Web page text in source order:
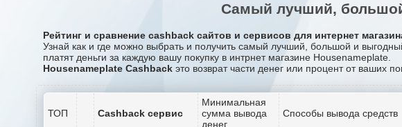
Самый лучший,
Рейтинг и сравнение cashback сайтов и сервисов для интернет
Узнай как и где можно выбрать и получить самый лучший, большой и
платят деньги за каждую вашу покупку в интрнет магазине Housenameplate.
Housenameplate Cashback это возврат части денег или процент от ваших
ТОП Cashback сервис
Минимальная
сумма вывода
денег
Способы вывода средств